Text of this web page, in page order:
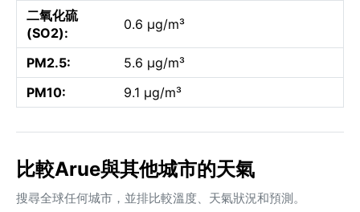
二氧化硫
(SO2):
0.6 µg/m³
PM2.5:
5.6 µg/m³
PM10:
9.1 µg/m³
比較Arue與其他城市的天氣
搜尋全球任何城市，並排比較溫度、天氣狀況和預測。